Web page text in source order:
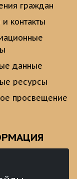
граждан
контакты
данные
ресурсы
просвещение